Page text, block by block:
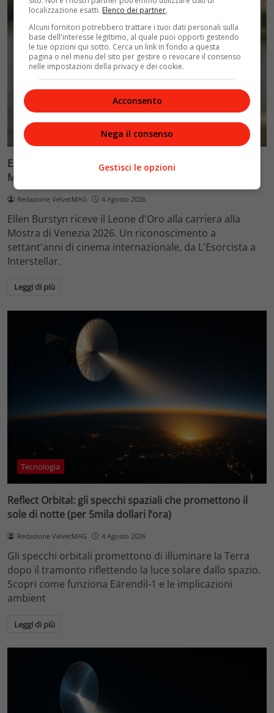
Cinema
Ellen Burstyn riceve il Leone d’Oro alla carriera alla
Mostra di Venezia 2026
Redazione VelvetMAG 4 Agosto 2026
Ellen Burstyn riceve il Leone d'Oro alla carriera alla
Mostra di Venezia 2026. Un riconoscimento a
settant'anni di cinema internazionale, da L'Esorcista a
Interstellar.
Leggi di più
Tecnologia
Reflect Orbital: gli specchi spaziali che promettono il
sole di notte (per 5mila dollari l’ora)
Redazione VelvetMAG 4 Agosto 2026
Gli specchi orbitali promettono di illuminare la Terra
dopo il tramonto riflettendo la luce solare dallo spazio.
Scopri come funziona Eärendil-1 e le implicazioni
ambient
Leggi di più
localizzazione esatti. Elenco dei partner.
Alcuni fornitori potrebbero trattare i tuoi dati personali sulla
base dell'interesse legittimo, al quale puoi opporti gestendo
le tue opzioni qui sotto. Cerca un link in fondo a questa
pagina o nel menu del sito per gestire o revocare il consenso
nelle impostazioni della privacy e dei cookie.
Acconsento
Nega il consenso
Gestisci le opzioni